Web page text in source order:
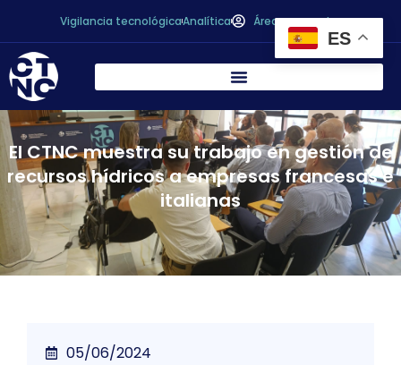
Vigilancia tecnológicaAnalítica Área personal
El CTNC muestra su trabajo en gestión de
recursos hídricos a empresas francesas e
italianas
05/06/2024
ES